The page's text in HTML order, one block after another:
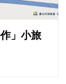
」小旅